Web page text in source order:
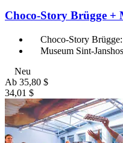
Choco-Story Brügge +
Choco-Story
Museum Sint-
Neu
Ab 35,80 $
34,01 $